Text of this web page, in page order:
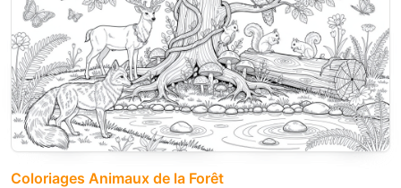
Coloriages Animaux de la Forêt